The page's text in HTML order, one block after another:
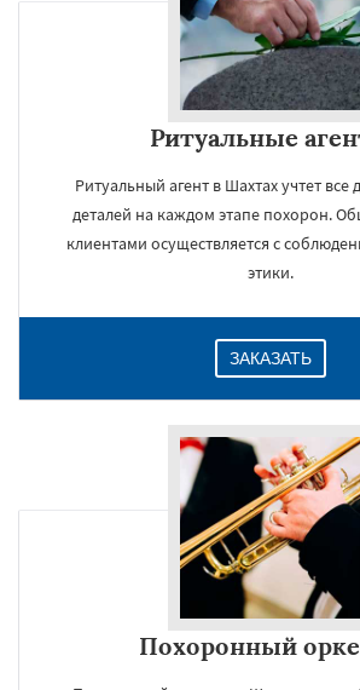
Ритуальные
Ритуальный агент в Шахтах учтет
деталей на каждом этапе похорон.
клиентами осуществляется с
этики.
ЗАКАЗАТЬ
Похоронный